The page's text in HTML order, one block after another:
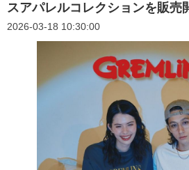
スアパレルコレクションを販売
2026-03-18 10:30:00